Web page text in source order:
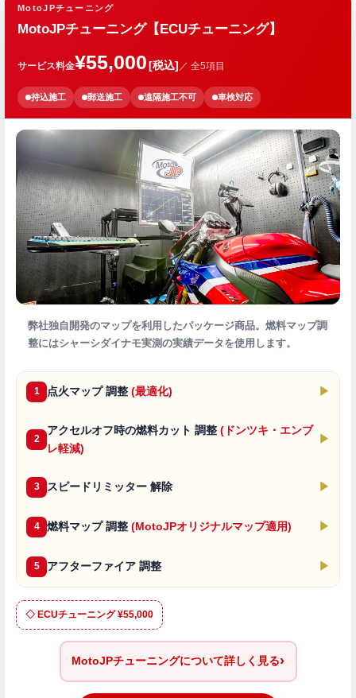
MotoJPチューニング
MotoJPチューニング【ECUチューニング】
サービス料金¥55,000[税込] ／ 全5項目
持込施工 郵送施工 遠隔施工不可 車検対応
弊社独自開発のマップを利用したパッケージ商品。燃料マップ調
整にはシャーシダイナモ実測の実績データを使用します。
1 点火マップ 調整 (最適化) ▶
2
アクセルオフ時の燃料カット 調整 (ドンツキ・エンブ
レ軽減)
▶
3 スピードリミッター 解除 ▶
4 燃料マップ 調整 (MotoJPオリジナルマップ適用) ▶
5 アフターファイア 調整 ▶
◇ ECUチューニング ¥55,000
MotoJPチューニングについて詳しく見る›